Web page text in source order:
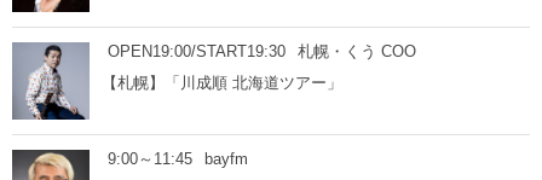
OPEN19:00/START19:30
札幌・くう COO
【札幌】「川成順 北海道ツアー」
9:00～11:45
bayfm